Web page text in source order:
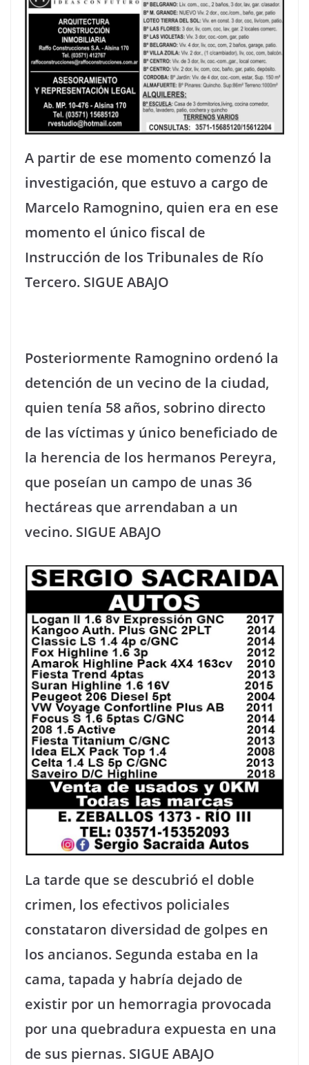
A partir de ese momento comenzó la
investigación, que estuvo a cargo de
Marcelo Ramognino, quien era en ese
momento el único fiscal de
Instrucción de los Tribunales de Río
Tercero. SIGUE ABAJO
Posteriormente Ramognino ordenó la
detención de un vecino de la ciudad,
quien tenía 58 años, sobrino directo
de las víctimas y único beneficiado de
la herencia de los hermanos Pereyra,
que poseían un campo de unas 36
hectáreas que arrendaban a un
vecino. SIGUE ABAJO
La tarde que se descubrió el doble
crimen, los efectivos policiales
constataron diversidad de golpes en
los ancianos. Segunda estaba en la
cama, tapada y habría dejado de
existir por un hemorragia provocada
por una quebradura expuesta en una
de sus piernas. SIGUE ABAJO